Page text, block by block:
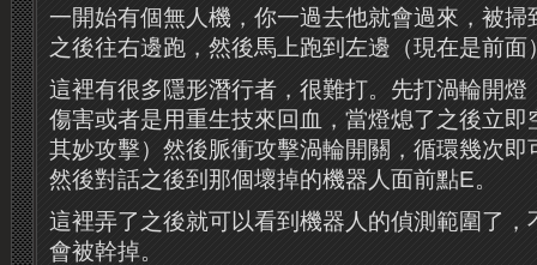
一開始有個無人機，你一過去他就會過來，被掃
之後往右邊跑，然後馬上跑到左邊（現在是前
這裡有很多隱形潛行者，很難打。先打渦輪開燈
傷害或者是用重生技來回血，當燈熄了之後立即
其妙攻擊）然後脈衝攻擊渦輪開關，循環幾次即
然後對話之後到那個壞掉的機器人面前點E。
這裡弄了之後就可以看到機器人的偵測範圍了，
會被幹掉。